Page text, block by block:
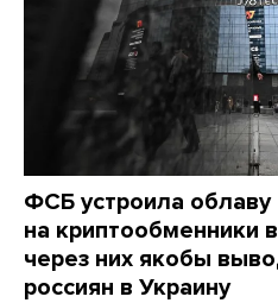
ФСБ устроила облаву
на криптообменники
через них якобы
россиян в Украину